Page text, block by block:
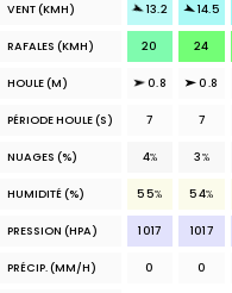
VENT (KMH) 13.2 14.5
RAFALES (KMH) 20 24
HOULE (M) 0.8 0.8
PÉRIODE HOULE (S) 7 7
NUAGES (%) 4% 3%
HUMIDITÉ (%) 55% 54%
PRESSION (HPA) 1017 1017
PRÉCIP.(MM/H) 0 0